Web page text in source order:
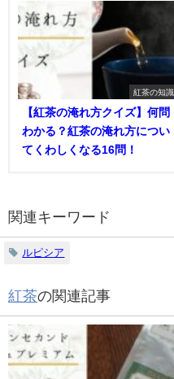
紅茶の知識
【紅茶の淹れ方クイズ】何問
わかる？紅茶の淹れ方につい
てくわしくなる16問！
関連キーワード
ルピシア
紅茶の関連記事